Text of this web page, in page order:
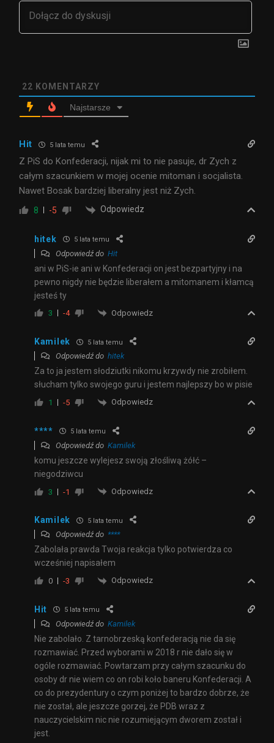
22 KOMENTARZY
Najstarsze
Hit 5 lata temu
Z PiS do Konfederacji, nijak mi to nie pasuje, dr Zych z
całym szacunkiem w mojej ocenie mitoman i socjalista.
Nawet Bosak bardziej liberalny jest niż Zych.
8 -5 Odpowiedz
hitek 5 lata temu
Odpowiedź do Hit
ani w PiS-ie ani w Konfederacji on jest bezpartyjny i na
pewno nigdy nie będzie liberałem a mitomanem i kłamcą
jesteś ty
3 -4 Odpowiedz
Kamilek 5 lata temu
Odpowiedź do hitek
Za to ja jestem słodziutki nikomu krzywdy nie zrobiłem.
słucham tylko swojego guru i jestem najlepszy bo w pisie
1 -5 Odpowiedz
**** 5 lata temu
Odpowiedź do Kamilek
komu jeszcze wylejesz swoją złośliwą żółć –
niegodziwcu
3 -1 Odpowiedz
Kamilek 5 lata temu
Odpowiedź do ****
Zabolała prawda Twoja reakcja tylko potwierdza co
wcześniej napisałem
0 -3 Odpowiedz
Hit 5 lata temu
Odpowiedź do Kamilek
Nie zabolało. Z tarnobrzeską konfederacją nie da się
rozmawiać. Przed wyborami w 2018 r nie dało się w
ogóle rozmawiać. Powtarzam przy całym szacunku do
osoby dr nie wiem co on robi koło baneru Konfederacji. A
co do prezydentury o czym poniżej to bardzo dobrze, że
nie został, ale jeszcze gorzej, że PDB wraz z
nauczycielskim nic nie rozumiejącym dworem został i
jest.